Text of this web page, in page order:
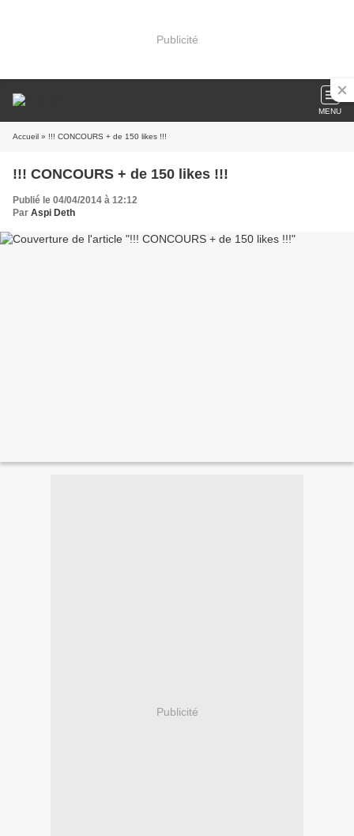
Publicité
MENU
Accueil » !!! CONCOURS + de 150 likes !!!
!!! CONCOURS + de 150 likes !!!
Publié le 04/04/2014 à 12:12
Par Aspi Deth
Publicité